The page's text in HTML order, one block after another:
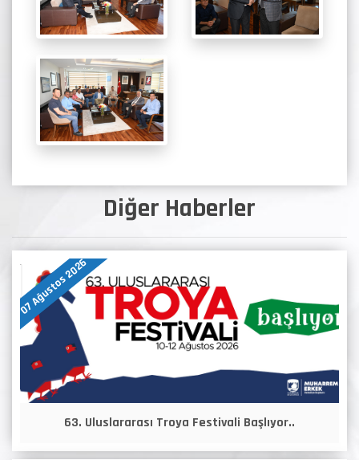
Diğer Haberler
07 Ağustos 2026
63. Uluslararası Troya Festivali Başlıyor..